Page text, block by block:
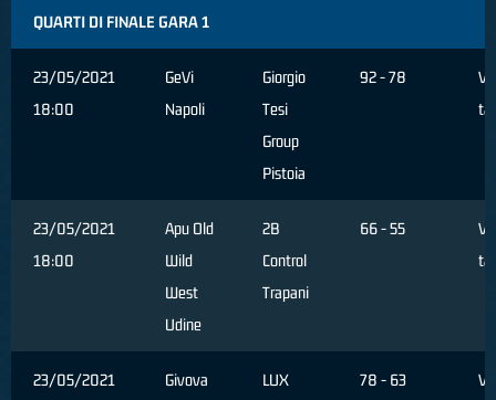
QUARTI DI FINALE GARA 1
23/05/2021
18:00
GeVi
Napoli
Giorgio
Tesi
Group
Pistoia
92 - 78
23/05/2021
18:00
Apu Old
Wild
West
Udine
2B
Control
Trapani
66 - 55
23/05/2021
Givova
LUX
78 - 63